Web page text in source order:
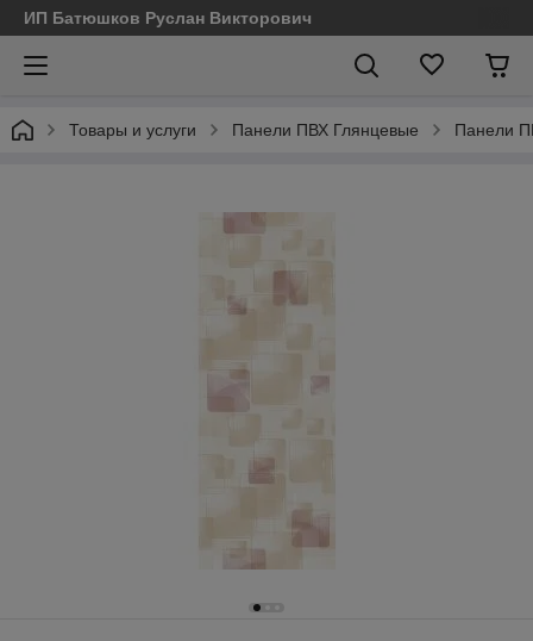
ИП Батюшков Руслан Викторович
Товары и услуги Панели ПВХ Глянцевые Панели